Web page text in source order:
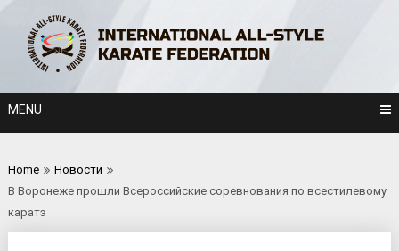
content
MENU
Home
Новости
В Воронеже прошли Всероссийские соревнования по всестилевому
каратэ